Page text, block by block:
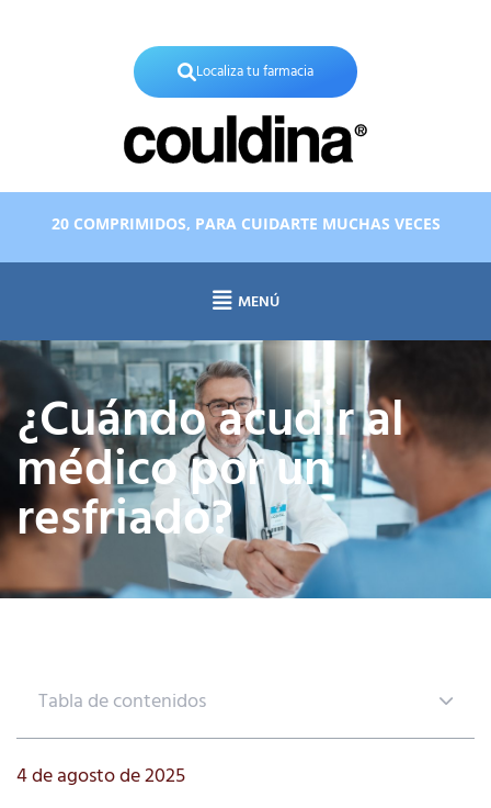
Localiza tu farmacia
20 COMPRIMIDOS, PARA CUIDARTE MUCHAS VECES
MENÚ
¿Cuándo acudir al
médico por un
resfriado?
Tabla de contenidos
4 de agosto de 2025